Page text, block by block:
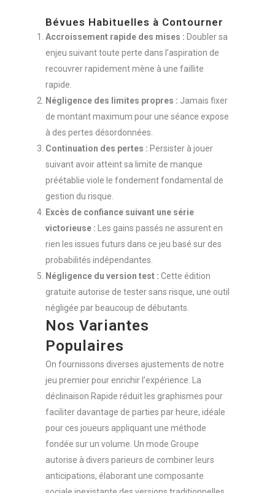
Bévues Habituelles à Contourner
Accroissement rapide des mises : Doubler sa
enjeu suivant toute perte dans l’aspiration de
recouvrer rapidement mène à une faillite
rapide.
Négligence des limites propres : Jamais fixer
de montant maximum pour une séance expose
à des pertes désordonnées.
Continuation des pertes : Persister à jouer
suivant avoir atteint sa limite de manque
préétablie viole le fondement fondamental de
gestion du risque.
Excès de confiance suivant une série
victorieuse : Les gains passés ne assurent en
rien les issues futurs dans ce jeu basé sur des
probabilités indépendantes.
Négligence du version test : Cette édition
gratuite autorise de tester sans risque, une outil
négligée par beaucoup de débutants.
Nos Variantes
Populaires
On fournissons diverses ajustements de notre
jeu premier pour enrichir l’expérience. La
déclinaison Rapide réduit les graphismes pour
faciliter davantage de parties par heure, idéale
pour ces joueurs appliquant une méthode
fondée sur un volume. Un mode Groupe
autorise à divers parieurs de combiner leurs
anticipations, élaborant une composante